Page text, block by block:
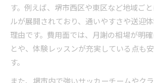
す。例えば、堺市西区や東区など地域ご
ルが展開されており、通いやすさや送迎
理由です。費用面では、月謝の相場が明
とや、体験レッスンが充実している点も
す。
また、堺市内で強いサッカーチームやク